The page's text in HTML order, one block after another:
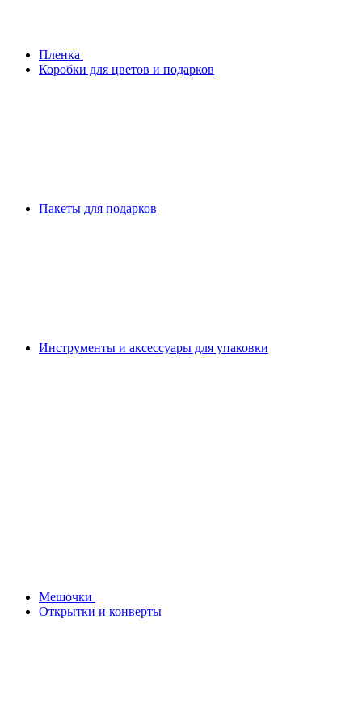
Плeнка
Коробки для цветов и подарков
Пакеты для подарков
Инструменты и аксессуары для упаковки
Мешочки
Открытки и конверты